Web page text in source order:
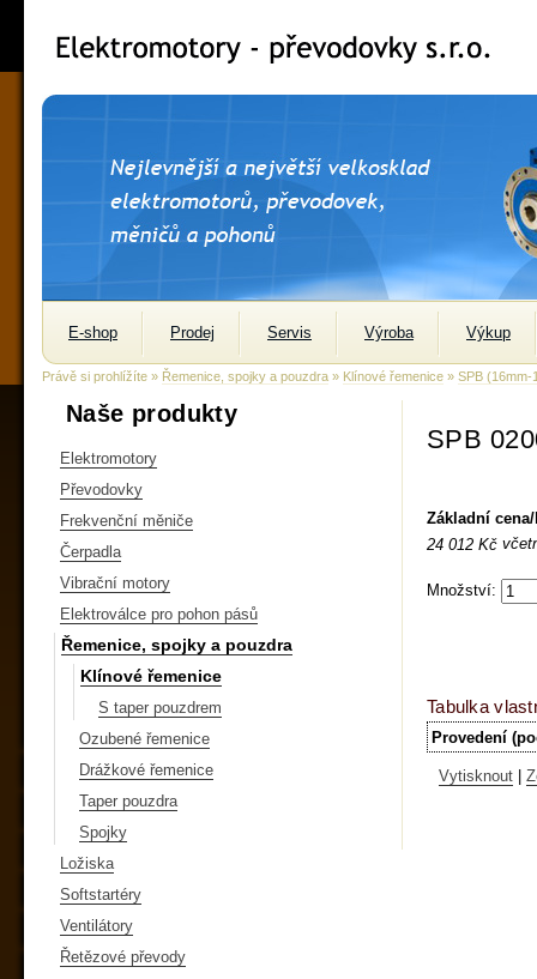
E-shop Prodej Servis Výroba Výkup
Právě si prohlížíte » Řemenice, spojky a pouzdra » Klínové řemenice » SPB (16mm-
Naše produkty
Elektromotory
Převodovky
Frekvenční měniče
Čerpadla
Vibrační motory
Elektroválce pro pohon pásů
Řemenice, spojky a pouzdra
Klínové řemenice
S taper pouzdrem
Ozubené řemenice
Drážkové řemenice
Taper pouzdra
Spojky
Ložiska
Softstartéry
Ventilátory
Řetězové převody
SPB
Základní
24 012 Kč
Množství:
Tabulka
Provedení
Vytisknout